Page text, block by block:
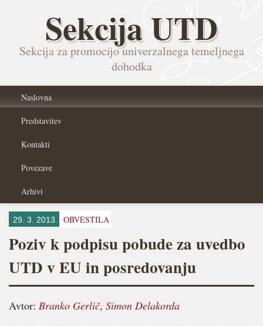
Sekcija UTD
Sekcija za promocijo univerzalnega temeljnega
dohodka
Naslovna
Predstavitev
Kontakti
Povezave
Arhivi
29. 3. 2013 OBVESTILA
Poziv k podpisu pobude za uvedbo
UTD v EU in posredovanju
Avtor: Branko Gerlič, Simon Delakorda